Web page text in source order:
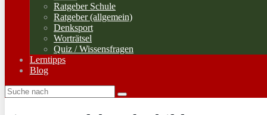
Ratgeber Schule
Ratgeber (allgemein)
Denksport
Worträtsel
Quiz / Wissensfragen
Lerntipps
Blog